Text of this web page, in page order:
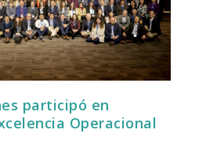
participó en
Operacional